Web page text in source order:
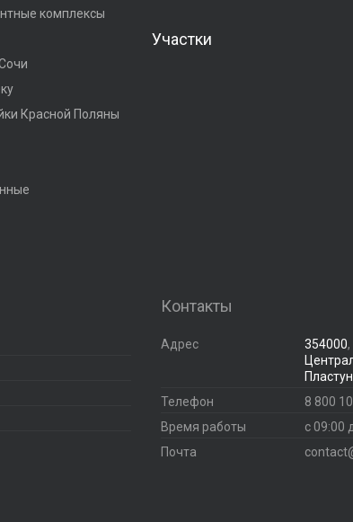
комплексы
Красной Поляны
Участки
Контакты
Адрес 354000,
Телефон
8 800
Время работы
с 09:00
Почта